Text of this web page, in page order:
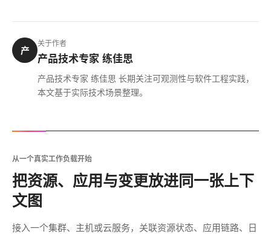
产
关于作者
产品技术专家 练佳思
产品技术专家 练佳思 长期关注可观测性与软件工程实践，
本文基于实际技术场景整理。
从一个真实工作负载开始
把资源、应用与变更放进同一张上下
文图
接入一个集群、主机或云服务，关联资源状态、应用链路、日